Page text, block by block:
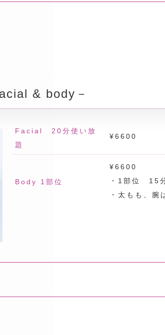
& body－
Facial 20分使い放
題
¥6600
Body 1部位
¥6600
・1部位 15
・太もも、腕